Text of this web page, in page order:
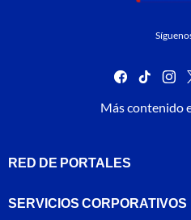
facebook
tiktok
Más contenido
RED DE PORTALES
SERVICIOS CORPORATIVOS